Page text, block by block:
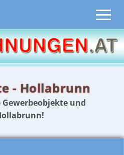
- Hollabrunn
und